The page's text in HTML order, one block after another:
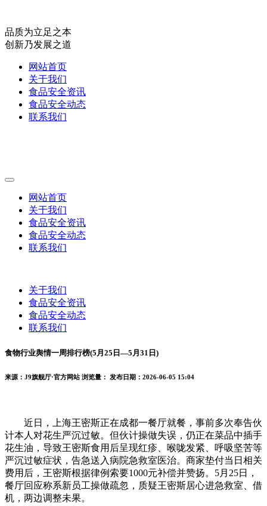
品质为立足之本
创新乃发展之道
网站首页
关于我们
食品安全资讯
食品安全动态
联系我们
网站首页
关于我们
食品安全资讯
食品安全动态
联系我们
关于我们
食品安全资讯
食品安全动态
联系我们
食物行业舆情一周排行榜(5月25日—5月31日)
来源：J9旗舰厅·官方网站 浏览量： 发布日期：2026-06-05 15:04
近日，上海王密斯正在成都一餐厅就餐，事前多次奉告伙
计本人对花生严沉过敏。但伙计操做失误，仍正在菜品中插手
花生油，导致王密斯食用后呈现红疹、喉咙发紧、呼吸坚苦等
严沉过敏症状，告急送入病院急救室医治。商家垫付当日相关
费用后，王密斯根据律例索要1000元补偿并赞扬。5月25日，
餐厅回应称系新员工操做疏忽，质疑王密斯居心进急救室、借
机，两边调整未果。